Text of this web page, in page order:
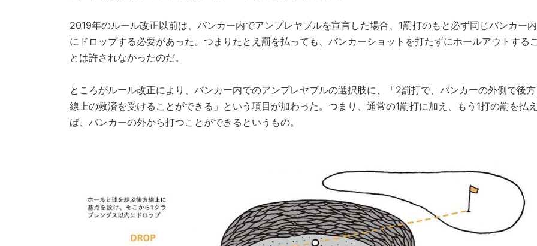
2019年のルール改正以前は、バンカー内でアンプレヤブルを宣言した場合、1罰打のもと必ず同じバンカー内
にドロップする必要があった。つまりたとえ罰を払っても、バンカーショットを打たずにホールアウトする
とは許されなかったのだ。
ところがルール改正により、バンカー内でのアンプレヤブルの選択肢に、「2罰打で、バンカーの外側で後方
線上の救済を受けることができる」という項目が加わった。つまり、通常の1罰打に加え、もう1打の罰を払
ば、バンカーの外から打つことができるというもの。